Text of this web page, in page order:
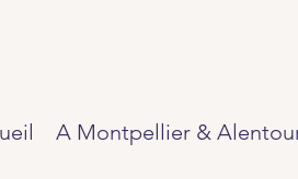
A Montpellier &